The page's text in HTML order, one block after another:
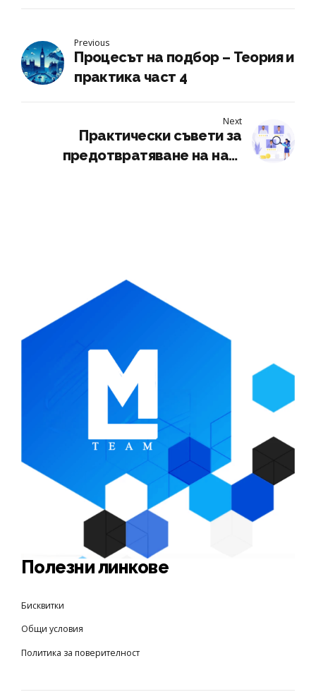
Previous
Процесът на подбор – Теория и
практика част 4
Next
Практически съвети за
предотвратяване на най-
Полезни линкове
Бисквитки
Общи условия
Пoлитика за поверителност